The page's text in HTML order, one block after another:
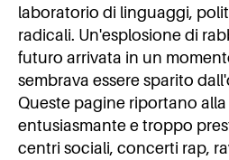
laboratorio di linguaggi,
radicali. Un'esplosione di
futuro arrivata in un
sembrava essere sparito
Queste pagine riportano
entusiasmante e troppo
centri sociali, concerti rap,